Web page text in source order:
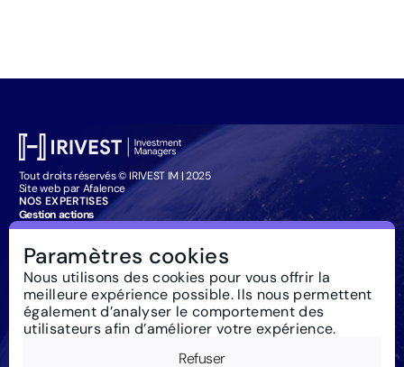
Tout droits réservés © IRIVEST IM | 2025
Site web par Afalence
NOS EXPERTISES
Gestion actions
Gestion obligataire
Particuliers : souscription
IRIVEST IM
À propos
Investissement responsable
Actualités
Règlementation
Nous contacter
Paramètres cookies
Nous utilisons des cookies pour vous offrir la
meilleure expérience possible. Ils nous permettent
également d’analyser le comportement des
utilisateurs afin d’améliorer votre expérience.
Refuser